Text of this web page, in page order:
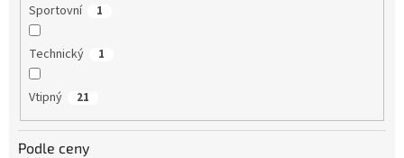
Sportovní 1
Technický 1
Vtipný 21
Podle ceny